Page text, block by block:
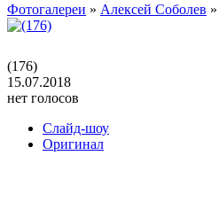
Фотогалереи » Алексей Соболев »
(176)
15.07.2018
нет голосов
Слайд-шоу
Оригинал